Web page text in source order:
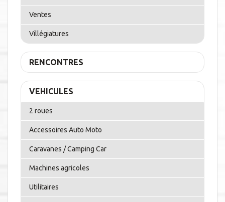
Ventes
Villégiatures
RENCONTRES
VEHICULES
2 roues
Accessoires Auto Moto
Caravanes / Camping Car
Machines agricoles
Utilitaires